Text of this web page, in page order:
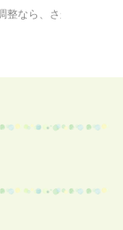
整なら、さかみ鍼灸院へ